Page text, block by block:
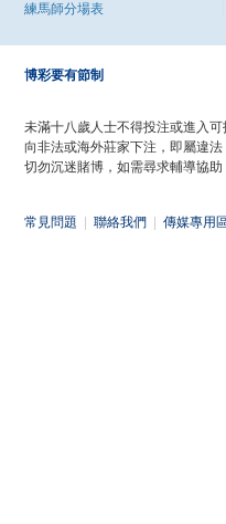
練馬師分場表
博彩要有節制
未滿十八歲人士不得投注或進入可
向非法或海外莊家下注，即屬違法
切勿沉迷賭博，如需尋求輔導協
常見問題 聯絡我們 傳媒專用